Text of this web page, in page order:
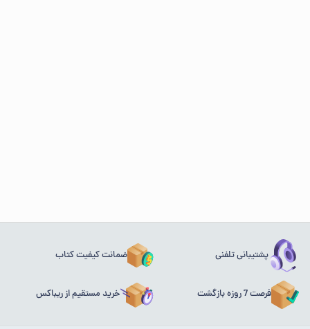
پشتیبانی تلفنی ضمانت کیفیت کتاب
فرصت 7 روزه بازگشت خرید مستقیم از ریباکس